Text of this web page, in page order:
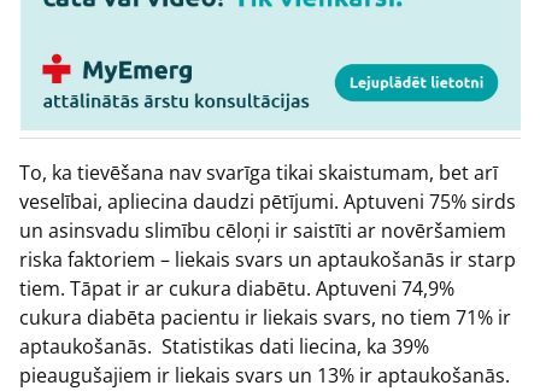
To, ka tievēšana nav svarīga tikai skaistumam, bet arī
veselībai, apliecina daudzi pētījumi. Aptuveni 75% sirds
un asinsvadu slimību cēloņi ir saistīti ar novēršamiem
riska faktoriem – liekais svars un aptaukošanās ir starp
tiem. Tāpat ir ar cukura diabētu. Aptuveni 74,9%
cukura diabēta pacientu ir liekais svars, no tiem 71% ir
aptaukošanās. Statistikas dati liecina, ka 39%
pieaugušajiem ir liekais svars un 13% ir aptaukošanās.